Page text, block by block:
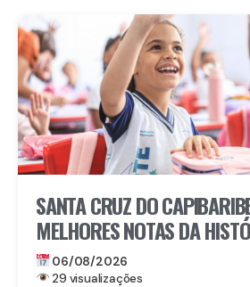
SANTA CRUZ DO
MELHORES NOTAS DA
NA REDE MUNICIPAL
06/08/2026
29 visualizações